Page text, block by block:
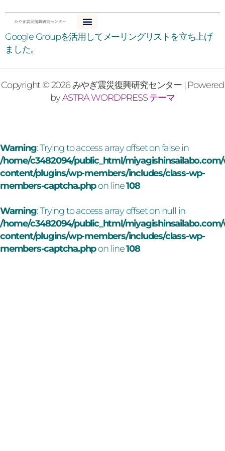
を
ス
キ
ッ
プ
Google Groupを活用してメーリングリストを立ち上げ
ました。
Copyright © 2026 みやぎ震災復興研究センター | Powered
byASTRA WORDPRESS テーマ
Warning: Trying to access array offset on false in
/home/c3482094/public_html/
content/plugins/wp-members/includes/class-wp-
members-captcha.phpon line108
Warning: Trying to access array offset on null in
/home/c3482094/public_html/
content/plugins/wp-members/includes/class-wp-
members-captcha.phpon line108